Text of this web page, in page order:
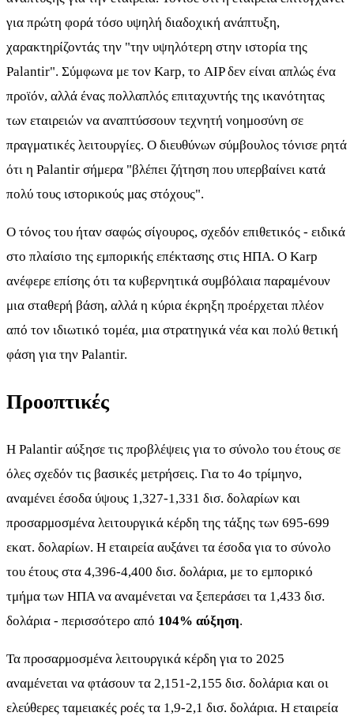
για πρώτη φορά τόσο υψηλή διαδοχική ανάπτυξη,
χαρακτηρίζοντάς την "την υψηλότερη στην ιστορία της
Palantir". Σύμφωνα με τον Karp, το AIP δεν είναι απλώς ένα
προϊόν, αλλά ένας πολλαπλός επιταχυντής της ικανότητας
των εταιρειών να αναπτύσσουν τεχνητή νοημοσύνη σε
πραγματικές λειτουργίες. Ο διευθύνων σύμβουλος τόνισε ρητά
ότι η Palantir σήμερα "βλέπει ζήτηση που υπερβαίνει κατά
πολύ τους ιστορικούς μας στόχους".
Ο τόνος του ήταν σαφώς σίγουρος, σχεδόν επιθετικός - ειδικά
στο πλαίσιο της εμπορικής επέκτασης στις ΗΠΑ. Ο Karp
ανέφερε επίσης ότι τα κυβερνητικά συμβόλαια παραμένουν
μια σταθερή βάση, αλλά η κύρια έκρηξη προέρχεται πλέον
από τον ιδιωτικό τομέα, μια στρατηγικά νέα και πολύ θετική
φάση για την Palantir.
Προοπτικές
Η Palantir αύξησε τις προβλέψεις για το σύνολο του έτους σε
όλες σχεδόν τις βασικές μετρήσεις. Για το 4ο τρίμηνο,
αναμένει έσοδα ύψους 1,327-1,331 δισ. δολαρίων και
προσαρμοσμένα λειτουργικά κέρδη της τάξης των 695-699
εκατ. δολαρίων. Η εταιρεία αυξάνει τα έσοδα για το σύνολο
του έτους στα 4,396-4,400 δισ. δολάρια, με το εμπορικό
τμήμα των ΗΠΑ να αναμένεται να ξεπεράσει τα 1,433 δισ.
δολάρια - περισσότερο από 104% αύξηση.
Τα προσαρμοσμένα λειτουργικά κέρδη για το 2025
αναμένεται να φτάσουν τα 2,151-2,155 δισ. δολάρια και οι
ελεύθερες ταμειακές ροές τα 1,9-2,1 δισ. δολάρια. Η εταιρεία